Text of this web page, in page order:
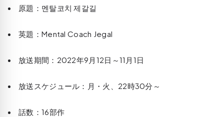
原題：멘탈코치 제갈길
英題：Mental Coach Jegal
放送期間：2022年9月12日～11月1日
放送スケジュール：月・火、22時30分～
話数：16部作